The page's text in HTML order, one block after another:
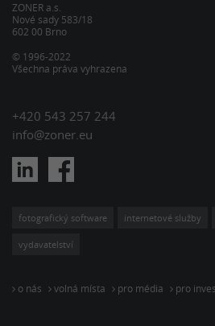
ZONER a.s.
Nové sady 583/18
602 00 Brno
© 1996-2022
Všechna práva vyhrazena
+420 543 257 244
info@zoner.eu
fotografický software internetové služby
vydavatelství
o nás volná místa pro média pro